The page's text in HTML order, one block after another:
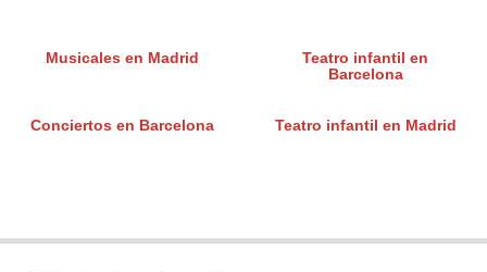
Musicales en Madrid
Teatro infantil en
Barcelona
Conciertos en Barcelona Teatro infantil en Madrid